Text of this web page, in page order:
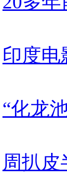
印度电
“化龙
周扒